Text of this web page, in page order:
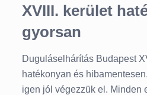
XVIII. kerület
gyorsan
Duguláselhárítás Budapest
hatékonyan és
igen jól végezzük el. Minden